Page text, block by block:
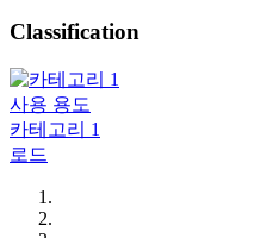
Classification
사용 용도
카테고리 1
로드